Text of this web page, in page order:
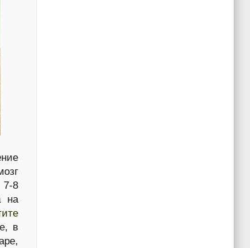
7-8
на
в